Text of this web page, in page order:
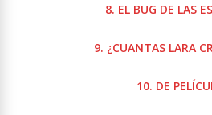
8. EL BUG DE LAS
9. ¿CUANTAS LARA
10. DE